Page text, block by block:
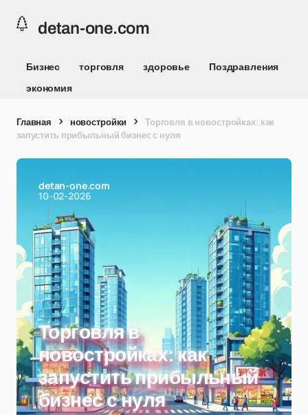
detan-one.com
Бизнес торговля здоровье
Поздравления
экономия
Главная новостройки
Торговля в новостройках: как
запустить прибыльный бизнес с нуля
detan-one.com
10-02-2026
Торговля в
новостройках: как
запустить прибыльный
бизнес с нуля